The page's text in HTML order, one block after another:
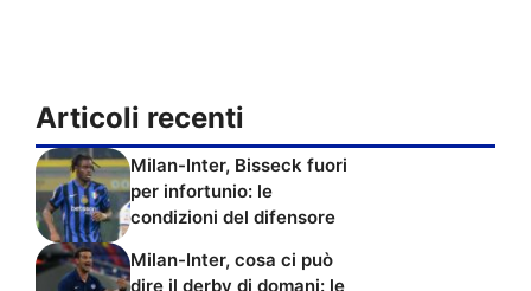
Articoli recenti
Milan-Inter, Bisseck fuori
per infortunio: le
condizioni del difensore
Milan-Inter, cosa ci può
dire il derby di domani: le